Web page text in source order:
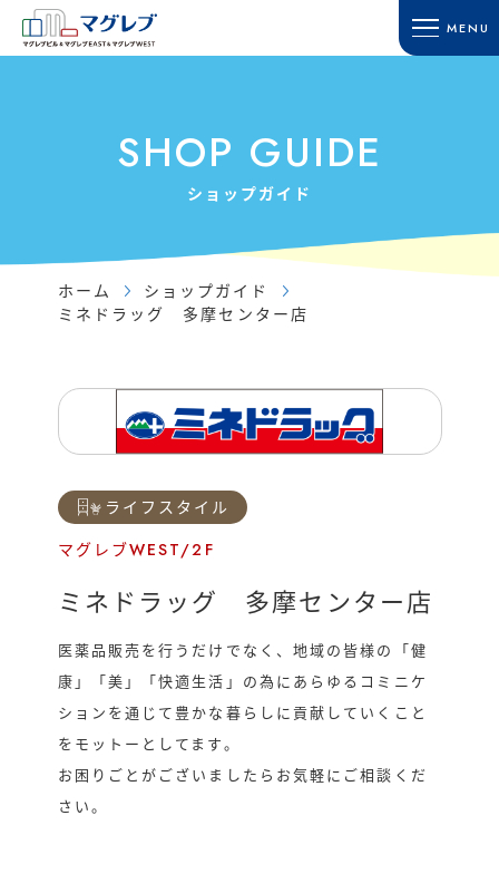
MENU
TOWN GUIDE
マグレブEAST
マグレブWEST
マグレブパーキング
新着情報
SHOP NEWS
ACCESS
アクセス・駐車場
採用情報
CONTACT
お問い合わせ
サイトマップ
SHOP GUIDE
ショップガイド
ホーム
ショップガイド
ミネドラッグ 多摩センター店
ライフスタイル
マグレブWEST/2F
ミネドラッグ 多摩センター店
医薬品販売を行うだけでなく、地域の皆様の「健
康」「美」「快適生活」の為にあらゆるコミニケ
ションを通じて豊かな暮らしに貢献していくこと
をモットーとしてます。
お困りごとがございましたらお気軽にご相談くだ
さい。